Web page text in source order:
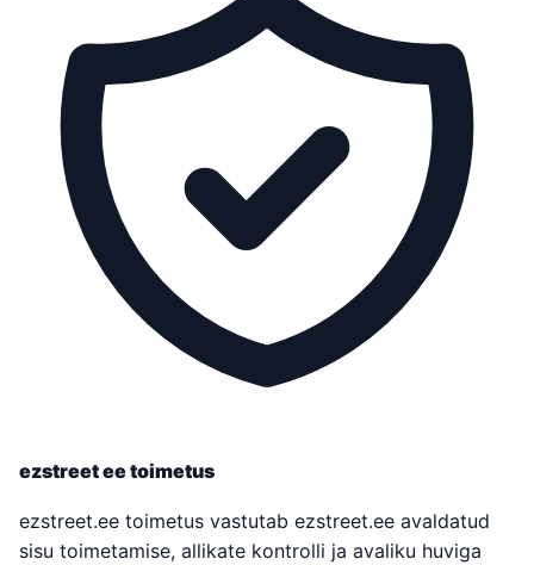
ezstreet ee toimetus
ezstreet.ee toimetus vastutab ezstreet.ee avaldatud
sisu toimetamise, allikate kontrolli ja avaliku huviga